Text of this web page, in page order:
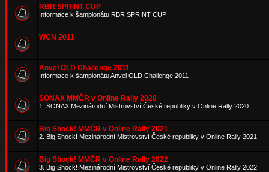
RBR SPRINT CUP
Informace k šampionátu RBR SPRINT CUP
WCN 2011
Anvel OLD Challenge 2011
Informace k šampionátu Anvel OLD Challenge 2011
SONAX MMČR v Online Rally 2020
1. SONAX Mezinárodní Mistrovství České republiky v Online Rally 2020
Big Shock! MMČR v Online Rally 2021
2. Big Shock! Mezinárodní Mistrovství České republiky v Online Rally 2021
Big Shock! MMČR v Online Rally 2022
3. Big Shock! Mezinárodní Mistrovství České republiky v Online Rally 2022